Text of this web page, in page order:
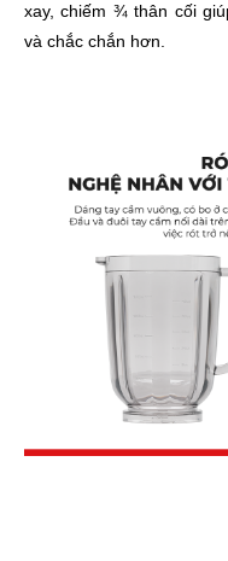
xay, chiếm ¾ thân cối
và chắc chắn hơn.